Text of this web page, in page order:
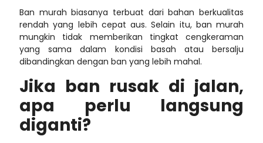
Ban murah biasanya terbuat dari bahan berkualitas
rendah yang lebih cepat aus. Selain itu, ban murah
mungkin tidak memberikan tingkat cengkeraman
yang sama dalam kondisi basah atau bersalju
dibandingkan dengan ban yang lebih mahal.
Jika ban rusak di jalan,
apa perlu langsung
diganti?